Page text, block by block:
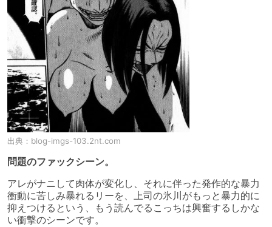
出典： blog-imgs-103.2nt.com
問題のファックシーン。
アレがナニして肉体が変化し、それに伴った発作的な暴力
衝動に苦しみ暴れるリーを、上司の氷川がもっと暴力的に
抑えつけるという、もう読んでるこっちは興奮するしかな
い衝撃のシーンです。